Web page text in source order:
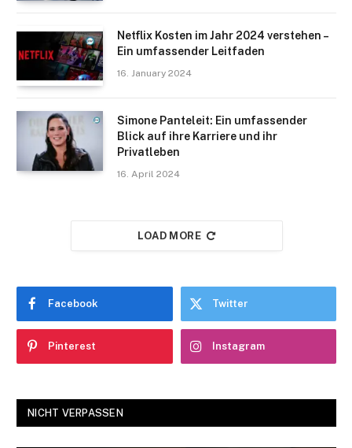
Netflix Kosten im Jahr 2024 verstehen –
Ein umfassender Leitfaden
16. January 2024
Simone Panteleit: Ein umfassender
Blick auf ihre Karriere und ihr
Privatleben
16. April 2024
LOAD MORE
Facebook Twitter
Pinterest Instagram
NICHT VERPASSEN